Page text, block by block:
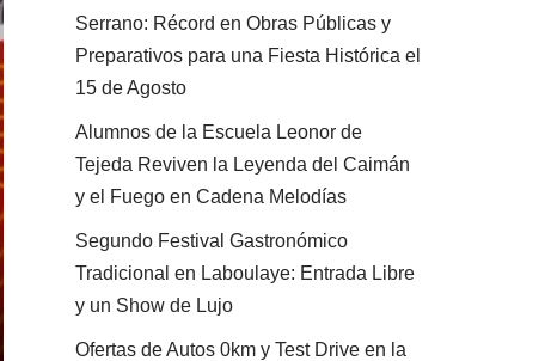
Serrano: Récord en Obras Públicas y
Preparativos para una Fiesta Histórica el
15 de Agosto
Alumnos de la Escuela Leonor de
Tejeda Reviven la Leyenda del Caimán
y el Fuego en Cadena Melodías
Segundo Festival Gastronómico
Tradicional en Laboulaye: Entrada Libre
y un Show de Lujo
Ofertas de Autos 0km y Test Drive en la